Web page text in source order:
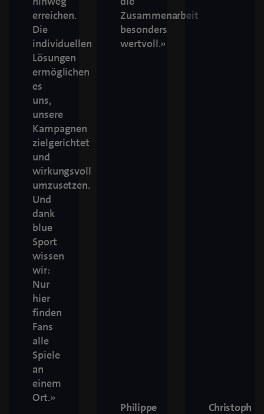
erreichen.
Die
individuellen
Lösungen
ermöglichen
es
uns,
unsere
Kampagnen
zielgerichtet
und
wirkungsvoll
umzusetzen.
Und
dank
blue
Sport
wissen
wir:
Nur
hier
finden
Fans
alle
Spiele
an
einem
Ort.»
Zusammenarbeit
besonders
wertvoll.»
Philippe
Christoph